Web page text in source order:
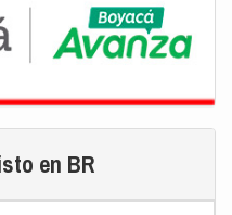
en BR